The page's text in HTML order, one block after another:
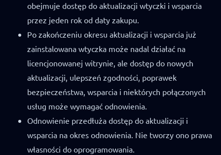
obejmuje dostęp do aktualizacji wtyczki i wsparcia
przez jeden rok od daty zakupu.
Po zakończeniu okresu aktualizacji i wsparcia już
zainstalowana wtyczka może nadal działać na
licencjonowanej witrynie, ale dostęp do nowych
aktualizacji, ulepszeń zgodności, poprawek
bezpieczeństwa, wsparcia i niektórych połączonych
usług może wymagać odnowienia.
Odnowienie przedłuża dostęp do aktualizacji i
wsparcia na okres odnowienia. Nie tworzy ono prawa
własności do oprogramowania.